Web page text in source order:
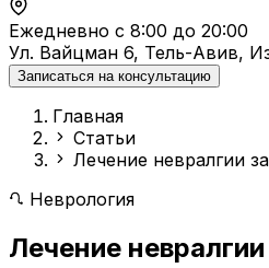
Ежедневно с 8:00 до 20:00
Ул. Вайцман 6, Тель-Авив,
Записаться на консультацию
Главная
Статьи
Лечение невралгии
Неврология
Лечение